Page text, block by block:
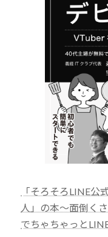
「そろそろLINE公
人」の本～面倒く
でちゃちゃっと